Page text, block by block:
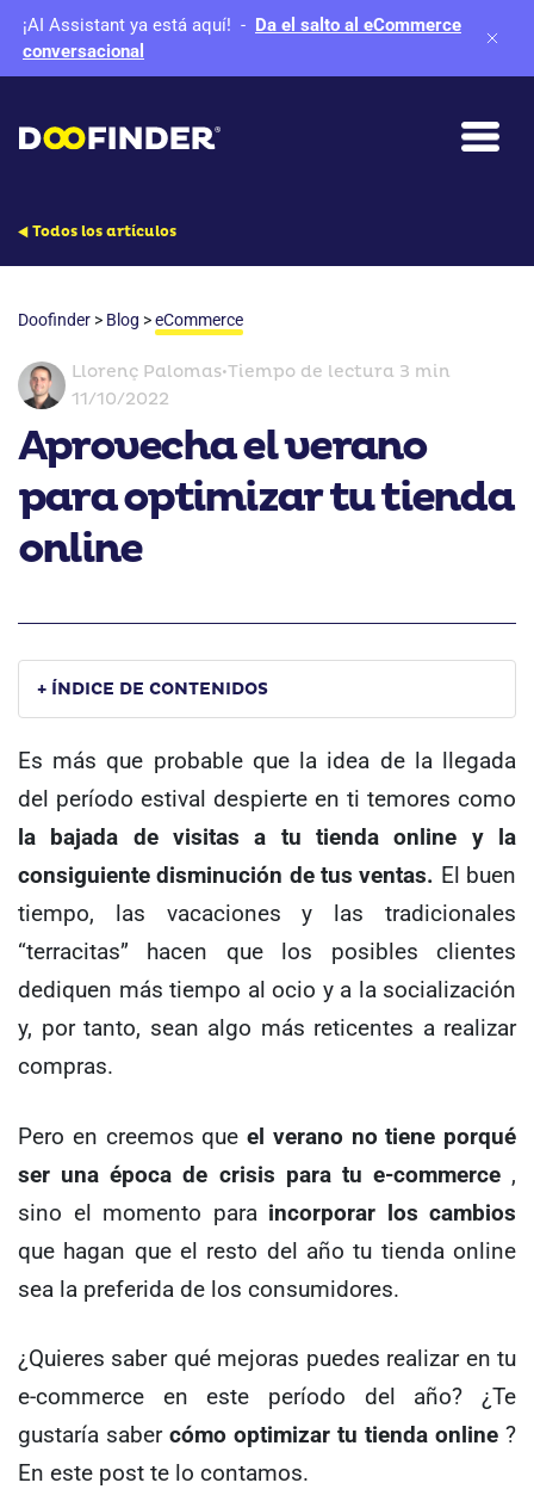
¡AI Assistant ya está aquí! - Da el salto al eCommerce
conversacional
Todos los artículos
Doofinder > Blog >eCommerce
Llorenç Palomas•Tiempo de lectura 3 min
11/10/2022
Aprovecha el verano
para optimizar tu tienda
online
+ ÍNDICE DE CONTENIDOS
Es más que probable que la idea de la llegada
del período estival despierte en ti temores como
la bajada de visitas a tu tienda online y la
consiguiente disminución de tus ventas. El buen
tiempo, las vacaciones y las tradicionales
“terracitas” hacen que los posibles clientes
dediquen más tiempo al ocio y a la socialización
y, por tanto, sean algo más reticentes a realizar
compras.
Pero en creemos que el verano no tiene porqué
ser una época de crisis para tu e-commerce ,
sino el momento para incorporar los cambios
que hagan que el resto del año tu tienda online
sea la preferida de los consumidores.
¿Quieres saber qué mejoras puedes realizar en tu
e-commerce en este período del año? ¿Te
gustaría saber cómo optimizar tu tienda online ?
En este post te lo contamos.